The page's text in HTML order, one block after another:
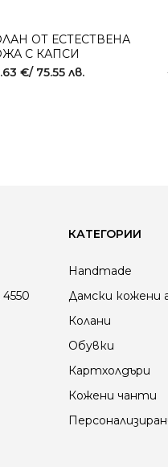
ОТ ЕСТЕСТВЕНА
С КАПСИ
IP 2 FACE
€/ 75.55 лв.
КАТЕГОРИИ
Handmade
Дамски кожени
Колани
Обувки
Картхолдъри
Кожени чанти